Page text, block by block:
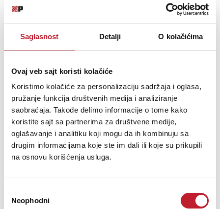
Saglasnost Detalji O kolačićima
Ovaj veb sajt koristi kolačiće
Koristimo kolačiće za personalizaciju sadržaja i oglasa,
pružanje funkcija društvenih medija i analiziranje
saobraćaja. Takođe delimo informacije o tome kako
koristite sajt sa partnerima za društvene medije,
oglašavanje i analitiku koji mogu da ih kombinuju sa
drugim informacijama koje ste im dali ili koje su prikupili
na osnovu korišćenja usluga.
сагласности
Neophodni
FOCUSRITE ISA 428 MKII - Mikrofonsko pretpojačalo
Studijska Pretpojačala
233.280,00RSD
302.280,00
The ISA428 MkII from Focusrite is a four-channel microphone
preamp featuring Focusrite's transformer-based preamps. With
selectable input impedance, direct instrument inputs and
an optional eight channels of high-quality ...
Šifra: 16889